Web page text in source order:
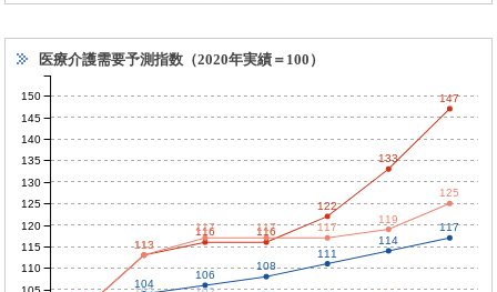
医療介護需要予測指数（2020年実績＝100）
104
106
108
111
114
117
113
116 116
122
133
147
113
117 117 117
119
125
110
115
120
125
130
135
140
145
150